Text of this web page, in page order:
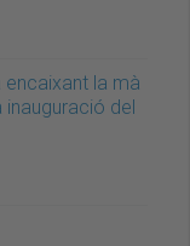
la mà
inauguració del